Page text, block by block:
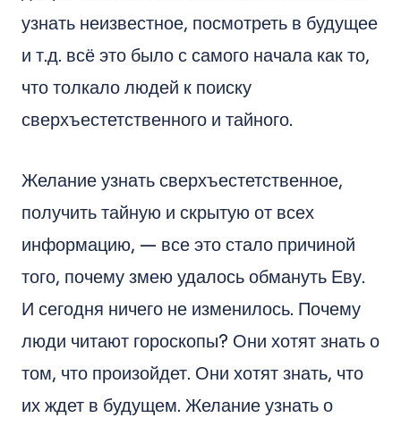
узнать неизвестное, посмотреть в будущее
и т.д. всё это было с самого начала как то,
что толкало людей к поиску
сверхъестетственного и тайного.
Желание узнать сверхъестетственное,
получить тайную и скрытую от всех
информацию, — все это стало причиной
того, почему змею удалось обмануть Еву.
И сегодня ничего не изменилось. Почему
люди читают гороскопы? Они хотят знать о
том, что произойдет. Они хотят знать, что
их ждет в будущем. Желание узнать о